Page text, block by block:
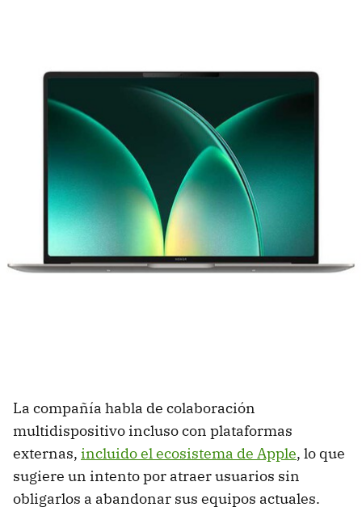
La compañía habla de colaboración
multidispositivo incluso con plataformas
externas, incluido el ecosistema de Apple, lo que
sugiere un intento por atraer usuarios sin
obligarlos a abandonar sus equipos actuales.